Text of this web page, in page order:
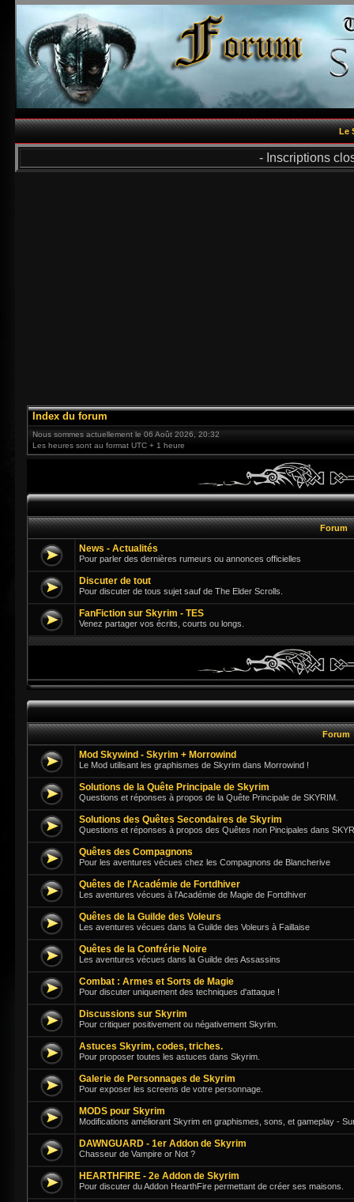
Le
- Inscriptions
Index du forum
Nous sommes actuellement le 06 Août 2026, 20:32
Les heures sont au format UTC + 1 heure
Forum
News - Actualités
Pour parler des dernières rumeurs ou annonces officielles
Discuter de tout
Pour discuter de tous sujet sauf de The Elder Scrolls.
FanFiction sur Skyrim - TES
Venez partager vos écrits, courts ou longs.
Forum
Mod Skywind - Skyrim + Morrowind
Le Mod utilisant les graphismes de Skyrim dans Morrowind !
Solutions de la Quête Principale de Skyrim
Questions et réponses à propos de la Quête Principale de SKYRIM.
Solutions des Quêtes Secondaires de Skyrim
Questions et réponses à propos des Quêtes non Pincipales dans
Quêtes des Compagnons
Pour les aventures vécues chez les Compagnons de Blancherive
Quêtes de l'Académie de Fortdhiver
Les aventures vécues à l'Académie de Magie de Fortdhiver
Quêtes de la Guilde des Voleurs
Les aventures vécues dans la Guilde des Voleurs à Faillaise
Quêtes de la Confrérie Noire
Les aventures vécues dans la Guilde des Assassins
Combat : Armes et Sorts de Magie
Pour discuter uniquement des techniques d'attaque !
Discussions sur Skyrim
Pour critiquer positivement ou négativement Skyrim.
Astuces Skyrim, codes, triches.
Pour proposer toutes les astuces dans Skyrim.
Galerie de Personnages de Skyrim
Pour exposer les screens de votre personnage.
MODS pour Skyrim
Modifications améliorant Skyrim en graphismes, sons, et gameplay -
DAWNGUARD - 1er Addon de Skyrim
Chasseur de Vampire or Not ?
HEARTHFIRE - 2e Addon de Skyrim
Pour discuter du Addon HearthFire permettant de créer ses maisons.